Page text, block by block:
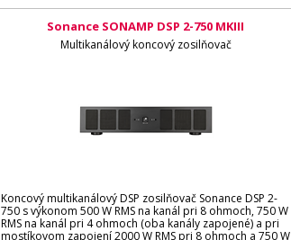
Sonance SONAMP DSP 2-750 MKIII
Multikanálový koncový zosilňovač
Koncový multikanálový DSP zosilňovač Sonance DSP 2-
750 s výkonom 500 W RMS na kanál pri 8 ohmoch, 750 W
RMS na kanál pri 4 ohmoch (oba kanály zapojené) a pri
mostíkovom zapojení 2000 W RMS pri 8 ohmoch a 750 W